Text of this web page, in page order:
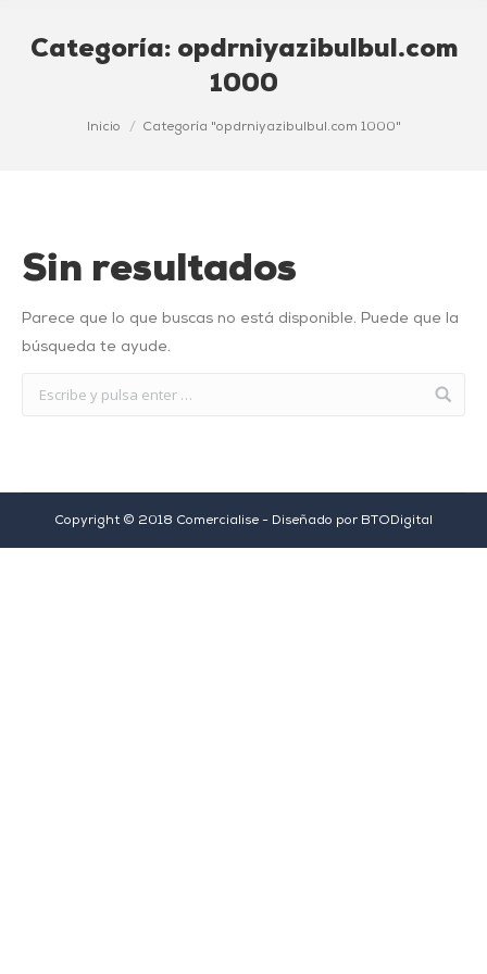
Categoría: opdrniyazibulbul.com
1000
Estás aquí:Inicio Categoría "opdrniyazibulbul.com 1000"
Sin resultados
Parece que lo que buscas no está disponible. Puede que la
búsqueda te ayude.
Copyright © 2018 Comercialise - Diseñado por BTODigital